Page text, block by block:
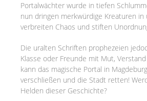
Portalwächter wurde in tiefen
nun dringen merkwürdige Kreaturen in
verbreiten Chaos und stiften
Die uralten Schriften prophezeien
Klasse oder Freunde mit Mut,
kann das magische Portal in
verschließen und die Stadt retten!
Helden dieser Geschichte?